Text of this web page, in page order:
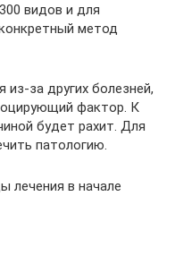
видов и для
метод
из-за других болезней,
фактор. К
будет рахит. Для
патологию.
лечения в начале